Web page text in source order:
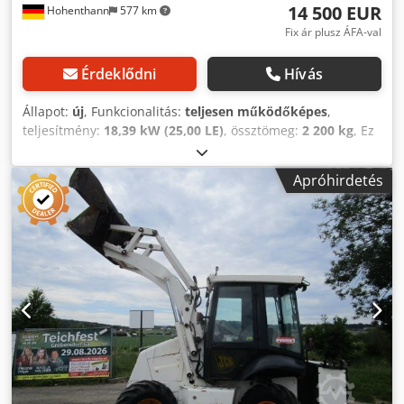
Hohenthann 577 km 14 500 EUR
Fix ár plusz ÁFA-val
Érdeklődni Hívás
Állapot: új, Funkcionalitás: teljesen működőképes,
teljesítmény: 18,39 kW (25,00 LE), össztömeg: 2 200 kg, Ez
a hirdetés kizárólag tájékoztató célokat szolgál, és nem
minősül jogi értelemben vett ajánlatnak. A H180 modell
ideális eszköz a mezőgazdaság, az építőipar, az
elektromos, vízvezeték-szerelési, javítási és hasonló
területeken való használatra. Garanciaidő lejárta után is
biztosítjuk a készülék szervizelését. A homlokrakodókat
európai mérnökök felügyelete alatt, európai
szabványoknak megfelelően gyártjuk. A készülék robusztus
szerkezettel rendelkezik, és minden körülmény között
használható. Dcedpfx Adsyk Edzorek MÉRETEK ÉS SÚLY:
Hossz (munkaeszközök nélkül): 3,5 m Hossz (standard
kanállal): 4,25 m Teljes szélesség: 1,1 m Teljes magasság:
max. 2,4 m / min. 1,7 m Saját tömeg (kanál nélkül): 2200 kg
Tengelytáv: 1,86 m Nyomtáv: 1,55 m Gumiabroncsok:
Apróhirdetés